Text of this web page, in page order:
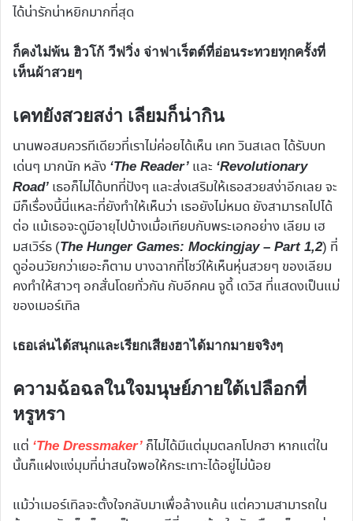
ได้น่ารักน่าหยิกมากที่สุด
ก็คงไม่พ้น ฮิวโก้ วีฟวิ่ง จ่าฟาเร็ตต์ที่อ่อนระทวยทุกครั้งที่
เห็นผ้าสวยๆ
เคทยังสวยสง่า เลียมก็น่ากิน
นานพอสมควรทีเดียวที่เราไม่ค่อยได้เห็น เคท วินสเลต ได้รับบท
เด่นๆ มากนัก หลัง ‘The Reader’ และ ‘Revolutionary
Road’ เธอก็ไม่ได้บทที่ปังๆ และส่งเสริมให้เธอสวยสง่าอีกเลย จะ
มีก็เรื่องนี้นี่แหละที่ยังทำให้เห็นว่า เธอยังไม่หมด ยังสามารถไปได้
ต่อ แม้เธอจะดูมีอายุไปบ้างเมื่อเทียบกับพระเอกอย่าง เลียม เฮ
มสเวิร์ธ (The Hunger Games: Mockingjay – Part 1,2) ที่
ดูอ่อนวัยกว่าเยอะก็ตาม บางฉากที่โชว์ให้เห็นหุ่นสวยๆ ของเลียม
คงทำให้สาวๆ อกสั่นโดยทั่วกัน กับอีกคน จูดี้ เดวิส ที่แสดงเป็นแม่
ของเมอร์เทิล
เธอเล่นได้สนุกและเรียกเสียงฮาได้มากมายจริงๆ
ความฉ้อฉลในใจมนุษย์ภายใต้เปลือกที่
หรูหรา
แต่ ‘The Dressmaker’ ก็ไม่ได้มีแต่มุมตลกโปกฮา หากแต่ใน
นั้นก็แฝงแง่มุมที่น่าสนใจพอให้กระเทาะได้อยู่ไม่น้อย
แม้ว่าเมอร์เทิลจะตั้งใจกลับมาเพื่อล้างแค้น แต่ความสามารถใน